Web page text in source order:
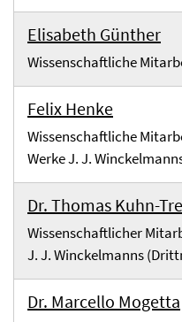
Elisabeth Günther
Wissenschaftliche
Felix Henke
Wissenschaftliche
Werke J. J.
Dr. Thomas Kuhn-
Wissenschaftlicher
J. J. Winckelmanns
Dr. Marcello Mogetta